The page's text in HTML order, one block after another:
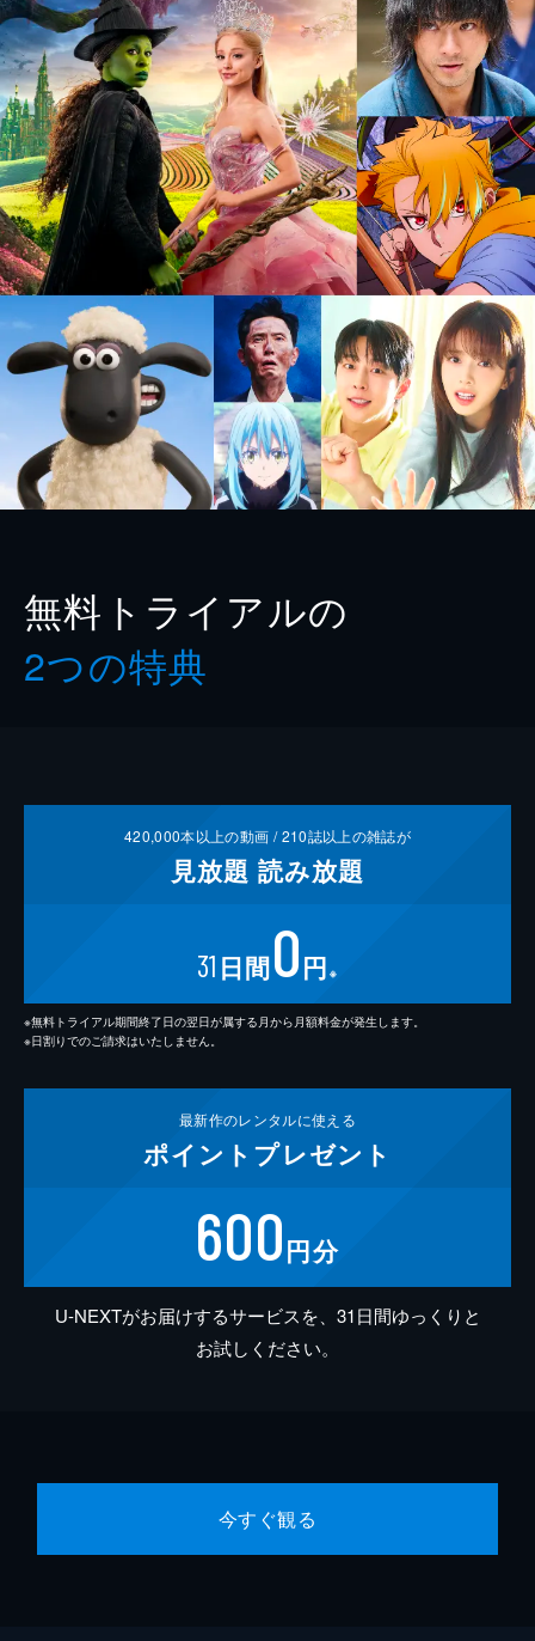
無料トライアルの
2つの特典
420,000本以上の動画 /210誌以上の雑誌が
見放題 読み放題
31 日間0円 ※
※無料トライアル期間終了日の翌日が属する月から月額料金が発生します。
※日割りでのご請求はいたしません。
最新作のレンタルに使える
ポイント プレゼント
600円分
U-NEXTがお届けするサービスを、31日間ゆっくりと
お試しください。
今すぐ観る